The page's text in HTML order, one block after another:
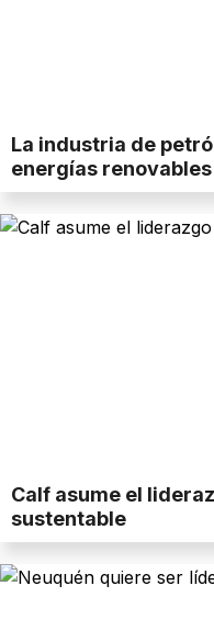
La industria de
energías renovables
Calf asume el
sustentable